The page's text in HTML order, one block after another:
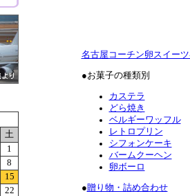
土
1
8
15
22
名古屋コーチン卵スイー
●お菓子の種類別
カステラ
どら焼き
ベルギーワッフル
レトロプリン
シフォンケーキ
バームクーヘン
卵ボーロ
●贈り物・詰め合わせ